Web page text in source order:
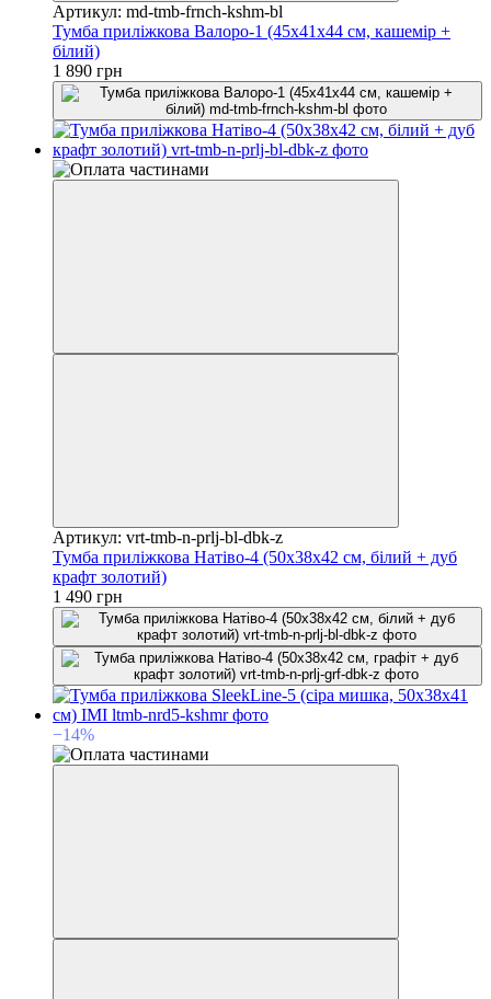
Артикул: md-tmb-frnch-kshm-bl
Тумба приліжкова Валоро-1 (45х41х44 см, кашемір +
білий)
1 890 грн
Артикул: vrt-tmb-n-prlj-bl-dbk-z
Тумба приліжкова Натіво-4 (50х38х42 см, білий + дуб
крафт золотий)
1 490 грн
−14%